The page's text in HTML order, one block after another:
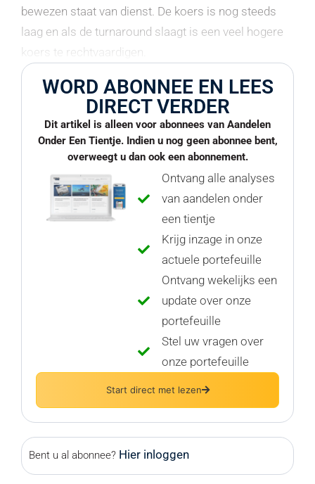
bewezen staat van dienst. De koers is nog steeds
laag en als de turnaround slaagt is een veel hogere
koers te rechtvaardigen.
WORD ABONNEE EN LEES
DIRECT VERDER
Dit artikel is alleen voor abonnees van Aandelen
Onder Een Tientje. Indien u nog geen abonnee bent,
overweegt u dan ook een abonnement.
Ontvang alle analyses
van aandelen onder
een tientje
Krijg inzage in onze
actuele portefeuille
Ontvang wekelijks een
update over onze
portefeuille
Stel uw vragen over
onze portefeuille
Start direct met lezen
Bent u al abonnee? Hier inloggen